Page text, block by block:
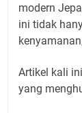
modern
ini tidak
Artikel kali
yang